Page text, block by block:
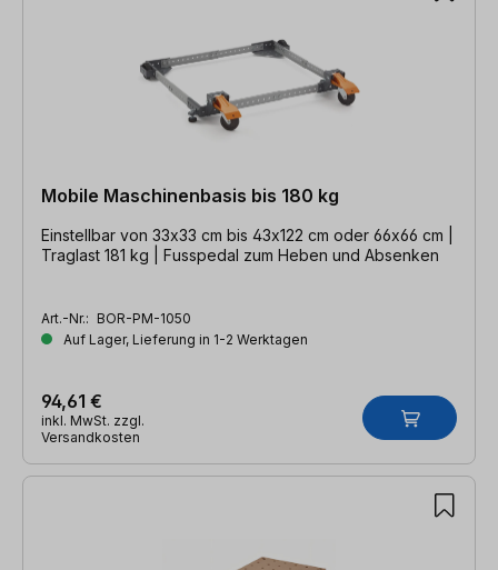
Mobile Maschinenbasis bis 180 kg
Einstellbar von 33x33 cm bis 43x122 cm oder 66x66 cm |
Traglast 181 kg | Fusspedal zum Heben und Absenken
Art.-Nr.: BOR-PM-1050
Auf Lager, Lieferung in 1-2 Werktagen
94,61 €
inkl. MwSt. zzgl.
Versandkosten